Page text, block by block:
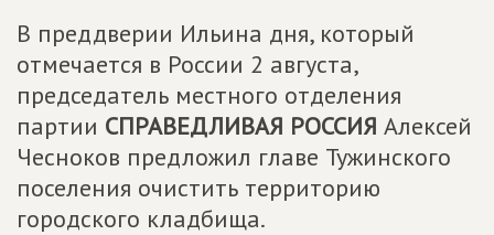
В преддверии Ильина дня, который
отмечается в России 2 августа,
председатель местного отделения
партии СПРАВЕДЛИВАЯ РОССИЯ Алексей
Чесноков предложил главе Тужинского
поселения очистить территорию
городского кладбища.